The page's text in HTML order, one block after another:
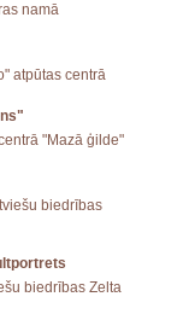
namā
atpūtas centrā
"Mazā ģilde"
biedrības
biedrības Zelta